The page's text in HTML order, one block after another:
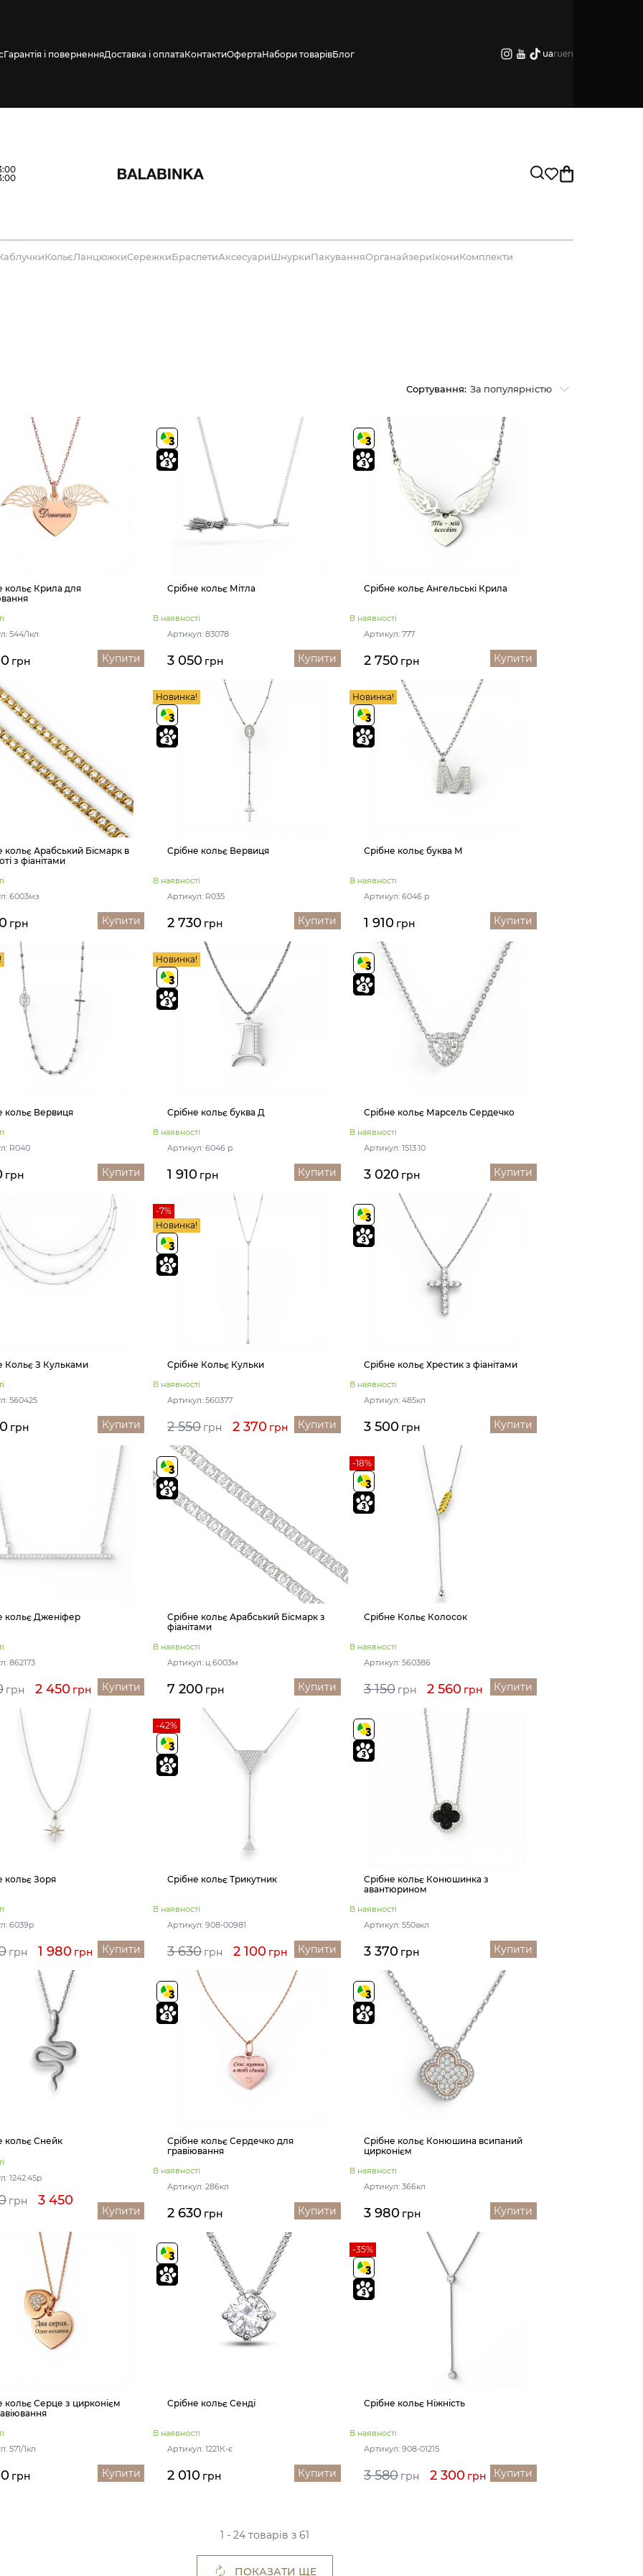
Гарантія і поверненняДоставка і оплатаКонтактиОфертаНабори товарівБлог uaruen
КольєЛанцюжкиСережкиБраслетиАксесуариШнуркиПакуванняОрганайзериІкониКомплекти
Сортування: За популярністю
кольє Крила для
544/1кл
грн Купити
Срібне кольє Мітла
В наявності
Артикул: 83078
3 050 грн Купити
Срібне кольє Ангельські Крила
В наявності
Артикул: 777
2 750 грн Купити
кольє Арабський Бісмарк в
з фіанітами
6003мз
грн Купити
Новинка!
Срібне кольє Вервиця
В наявності
Артикул: R035
2 730 грн Купити
Новинка!
Срібне кольє буква М
В наявності
Артикул: 6046 р
1 910 грн Купити
кольє Вервиця
R040
грн Купити
Новинка!
Срібне кольє буква Д
В наявності
Артикул: 6046 р
1 910 грн Купити
Срібне кольє Марсель Сердечко
В наявності
Артикул: 1513.10
3 020 грн Купити
Кольє З Кульками
560425
грн Купити
-7%
Новинка!
Срібне Кольє Кульки
В наявності
Артикул: 560377
2 550 грн 2 370 грн Купити
Срібне кольє Хрестик з фіанітами
В наявності
Артикул: 485кл
3 500 грн Купити
кольє Дженіфер
862173
грн 2 450 грн Купити
Срібне кольє Арабський Бісмарк з
фіанітами
В наявності
Артикул: ц.6003м
7 200 грн Купити
-18%
Срібне Кольє Колосок
В наявності
Артикул: 560386
3 150 грн 2 560 грн Купити
кольє Зоря
6039р
грн 1 980 грн Купити
-42%
Срібне кольє Трикутник
В наявності
Артикул: 908-00981
3 630 грн 2 100 грн Купити
Срібне кольє Конюшинка з
авантюрином
В наявності
Артикул: 550акл
3 370 грн Купити
кольє Снейк
1242.45р
грн 3 450
Купити
Срібне кольє Сердечко для
гравіювання
В наявності
Артикул: 286кл
2 630 грн Купити
Срібне кольє Конюшина всипаний
цирконієм
В наявності
Артикул: 366кл
3 980 грн Купити
кольє Серце з цирконієм
571/1кл
грн Купити
Срібне кольє Сенді
В наявності
Артикул: 1221К-є
2 010 грн Купити
-35%
Срібне кольє Ніжність
В наявності
Артикул: 908-01215
3 580 грн 2 300 грн Купити
1 - 24 товарів з 61
ПОКАЗАТИ ЩЕ